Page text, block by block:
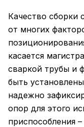
Качество сборки
от многих
касается
сваркой трубы и
быть
надежно
опор для этого
приспособления